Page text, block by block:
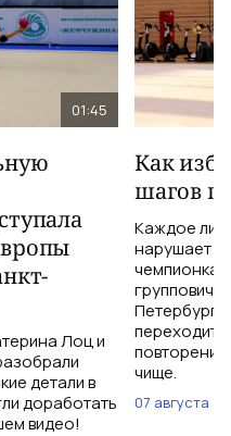
01:45
Лоц и
детали в
доработать
видео!
Как
шагов
Каждое
нарушает
чемпионка
повторений
чище.
07 августа